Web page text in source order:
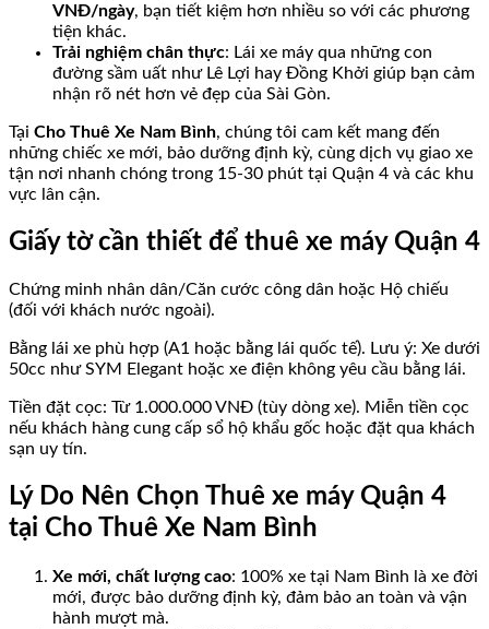
VNĐ/ngày, bạn tiết kiệm hơn nhiều so với các phương
tiện khác.
Trải nghiệm chân thực: Lái xe máy qua những con
đường sầm uất như Lê Lợi hay Đồng Khởi giúp bạn cảm
nhận rõ nét hơn vẻ đẹp của Sài Gòn.
Tại Cho Thuê Xe Nam Bình, chúng tôi cam kết mang đến
những chiếc xe mới, bảo dưỡng định kỳ, cùng dịch vụ giao xe
tận nơi nhanh chóng trong 15-30 phút tại Quận 4 và các khu
vực lân cận.
Giấy tờ cần thiết để thuê xe máy Quận 4
Chứng minh nhân dân/Căn cước công dân hoặc Hộ chiếu
(đối với khách nước ngoài).
Bằng lái xe phù hợp (A1 hoặc bằng lái quốc tế). Lưu ý: Xe dưới
50cc như SYM Elegant hoặc xe điện không yêu cầu bằng lái.
Tiền đặt cọc: Từ 1.000.000 VNĐ (tùy dòng xe). Miễn tiền cọc
nếu khách hàng cung cấp sổ hộ khẩu gốc hoặc đặt qua khách
sạn uy tín.
Lý Do Nên Chọn Thuê xe máy Quận 4
tại Cho Thuê Xe Nam Bình
Xe mới, chất lượng cao: 100% xe tại Nam Bình là xe đời
mới, được bảo dưỡng định kỳ, đảm bảo an toàn và vận
hành mượt mà.